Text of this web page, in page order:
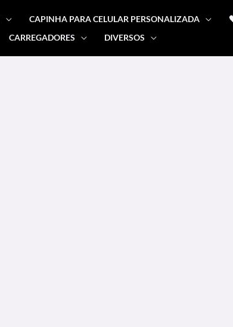
CAPINHA PARA CELULAR PERSONALIZADA
CARREGADORES DIVERSOS